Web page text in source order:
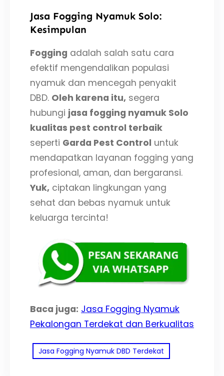
Jasa Fogging Nyamuk Solo:
Kesimpulan
Fogging adalah salah satu cara
efektif mengendalikan populasi
nyamuk dan mencegah penyakit
DBD. Oleh karena itu, segera
hubungi jasa fogging nyamuk Solo
kualitas pest control terbaik
seperti Garda Pest Control untuk
mendapatkan layanan fogging yang
profesional, aman, dan bergaransi.
Yuk, ciptakan lingkungan yang
sehat dan bebas nyamuk untuk
keluarga tercinta!
Baca juga: Jasa Fogging Nyamuk
Pekalongan Terdekat dan Berkualitas
Jasa Fogging Nyamuk DBD Terdekat